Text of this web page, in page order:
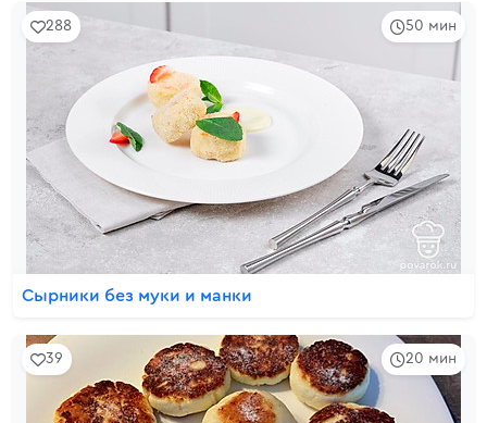
50 мин
288
Сырники без муки и манки
20 мин
39